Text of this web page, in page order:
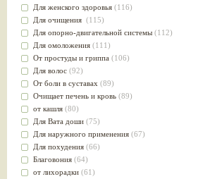
Для женского здоровья (116)
Для очищения (115)
Для опорно-двигательной системы (112)
Для омоложения (111)
От простуды и гриппа (106)
Для волос (92)
От боли в суставах (89)
Очищает печень и кровь (89)
от кашля (80)
Для Вата доши (75)
Для наружного применения (67)
Для похудения (66)
Благовония (64)
от лихорадки (61)